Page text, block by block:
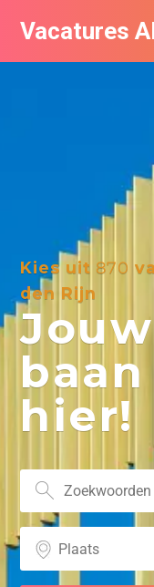
Vacatures
Kies uit 870
den Rijn
hier!
Vacatures per
De populairste